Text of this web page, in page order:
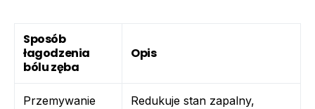
Sposób
łagodzenia
bólu zęba
Opis
Przemywanie
Redukuje stan zapalny,